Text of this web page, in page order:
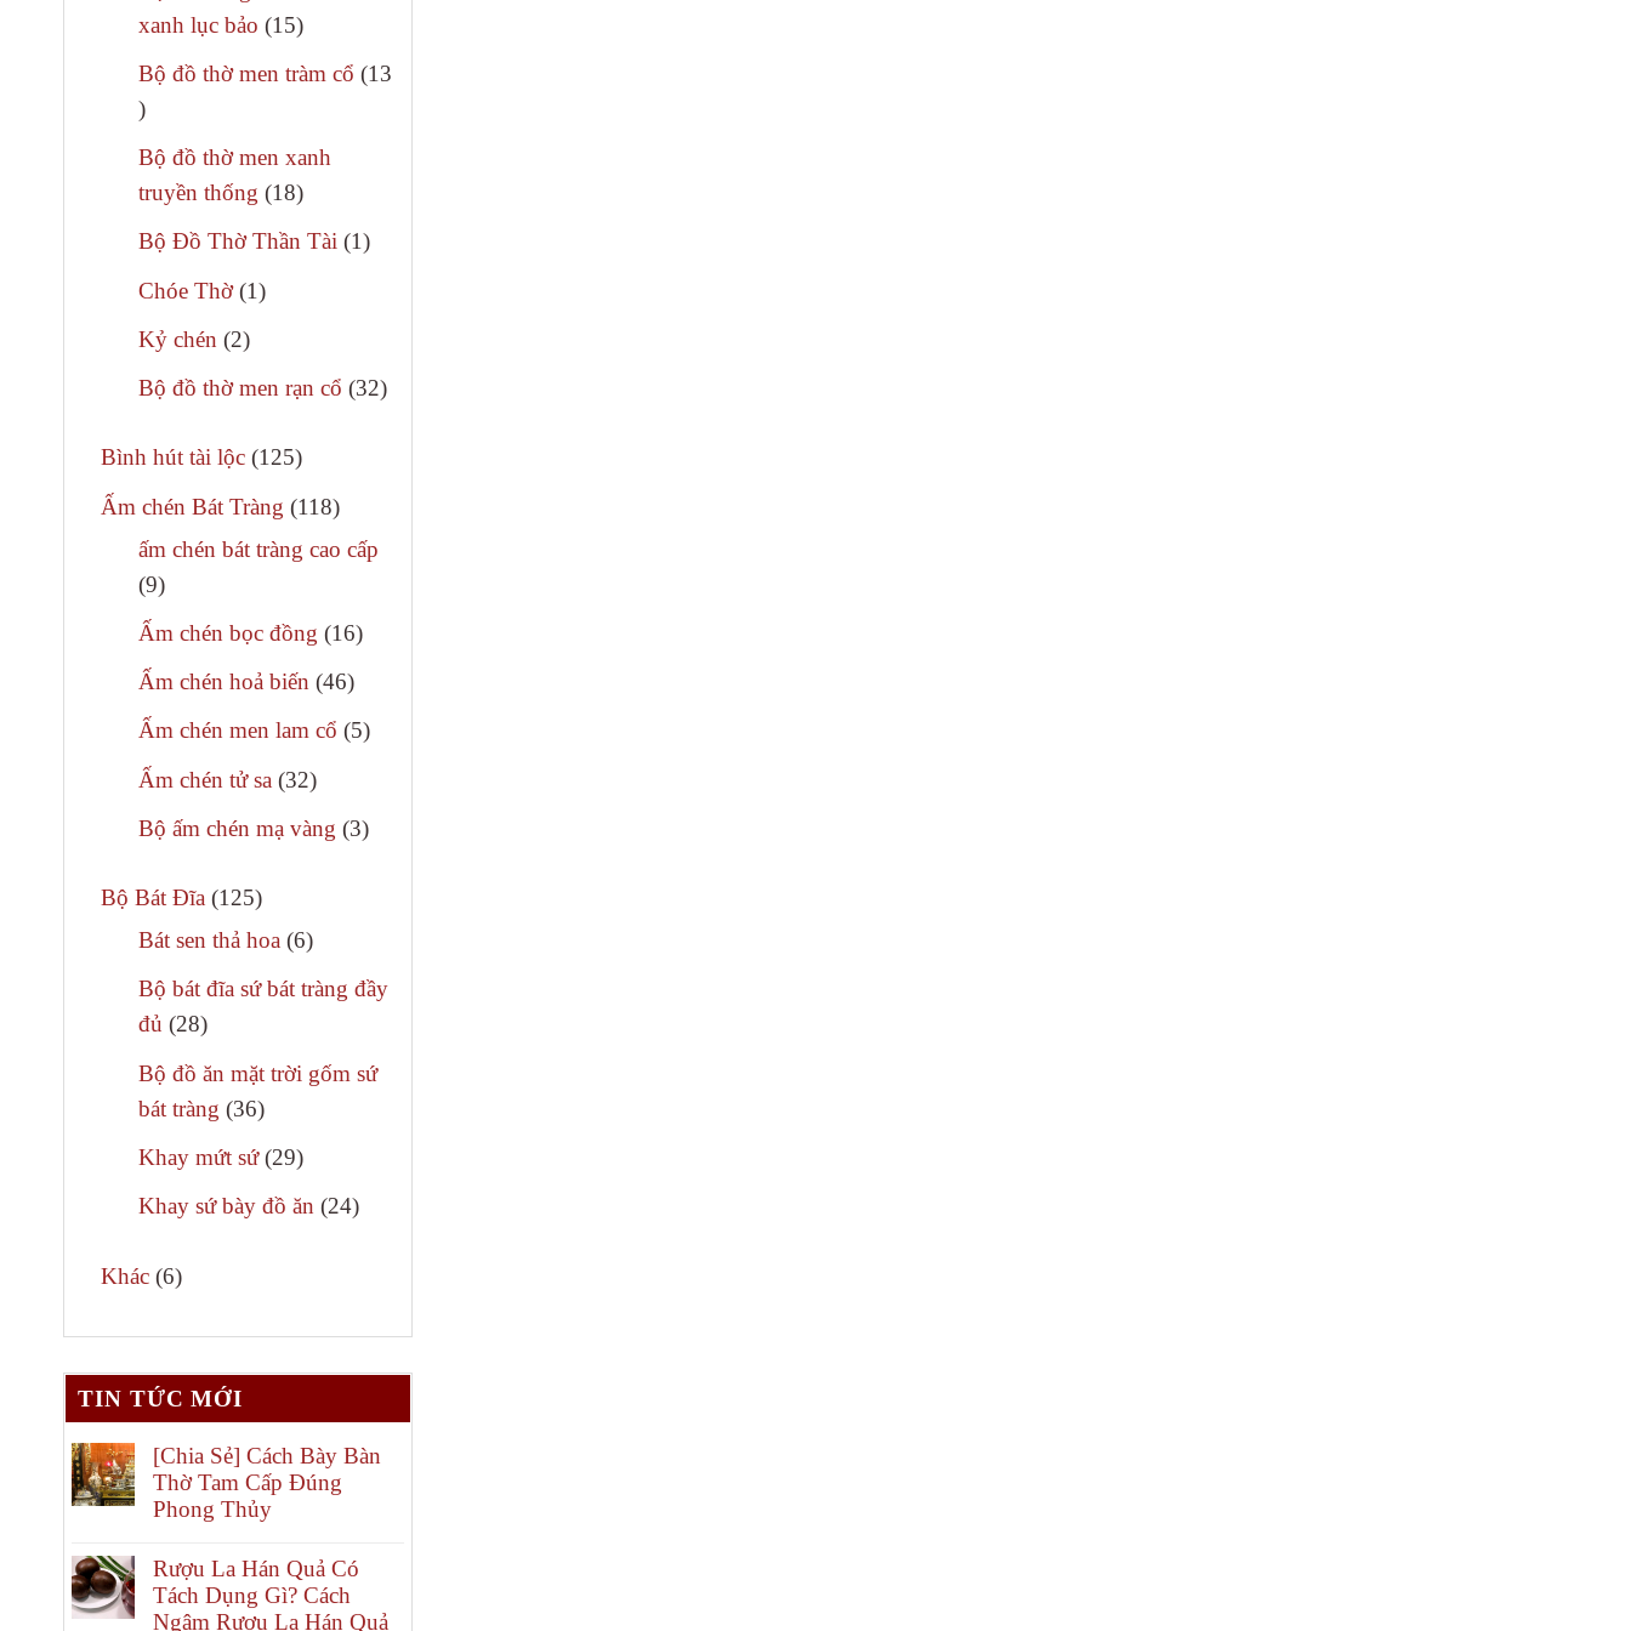
xanh lục bảo 1515
Bộ đồ thờ men tràm cổ 13
13
phẩm
Bộ đồ thờ men xanh
truyền thống 1818
Bộ Đồ Thờ Thần Tài 11
Chóe Thờ 11
Kỷ chén 22
Bộ đồ thờ men rạn cổ 3232
Bình hút tài lộc 125125
phẩm
Ấm chén Bát Tràng 118118
sản
ấm chén bát tràng cao cấp
99
Ấm chén bọc đồng 1616
Ấm chén hoả biến 4646
phẩm
Ấm chén men lam cổ 55
Ấm chén tử sa 3232
phẩm
Bộ ấm chén mạ vàng 33
Bộ Bát Đĩa 125125
sản
Bát sen thả hoa 66
sản
phẩm
Bộ bát đĩa sứ bát tràng đầy
đủ 2828
Bộ đồ ăn mặt trời gốm sứ
bát tràng 3636
phẩm
Khay mứt sứ 2929
phẩm
Khay sứ bày đồ ăn 2424
Khác 66
phẩm
TIN TỨC MỚI
[Chia Sẻ] Cách Bày Bàn
Thờ Tam Cấp Đúng
Phong Thủy
Rượu La Hán Quả Có
Tách Dụng Gì? Cách
Ngâm Rượu La Hán Quả